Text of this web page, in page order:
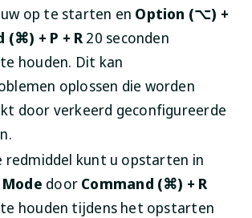
op te starten en Option (⌥) +
(⌘) + P + R 20 seconden
houden. Dit kan
oplossen die worden
door verkeerd geconfigureerde
redmiddel kunt u opstarten in
door Command (⌘) + R
houden tijdens het opstarten